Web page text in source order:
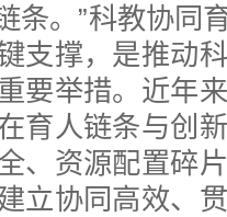
条。”科教协同
支撑，是推动
要举措。近年
育人链条与创
、资源配置碎
立协同高效、